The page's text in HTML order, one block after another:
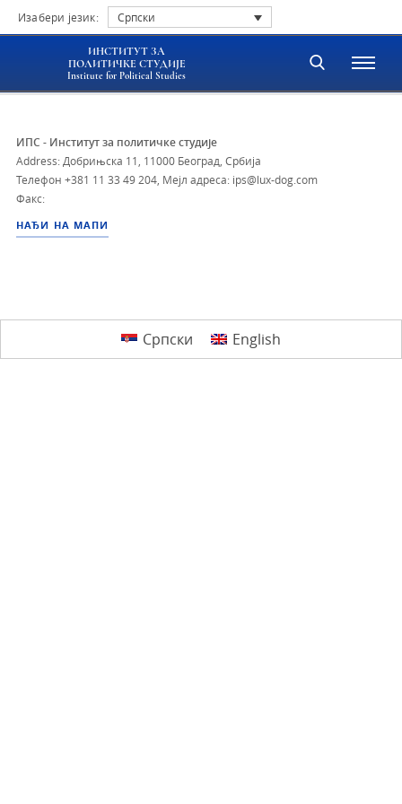
Изабери језик: Српски
ИНСТИТУТ ЗА
ПОЛИТИЧКЕ СТУДИЈЕ
Institute for Political Studies
ИПС - Институт за политичке студије
Address: Добрињска 11, 11000 Београд, Србија
Телефон +381 11 33 49 204 Мејл адреса: ips@lux-dog.com
Факс:
НАЂИ НА МАПИ
Српски English